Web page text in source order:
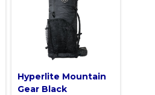
Hyperlite Mountain
Gear Black